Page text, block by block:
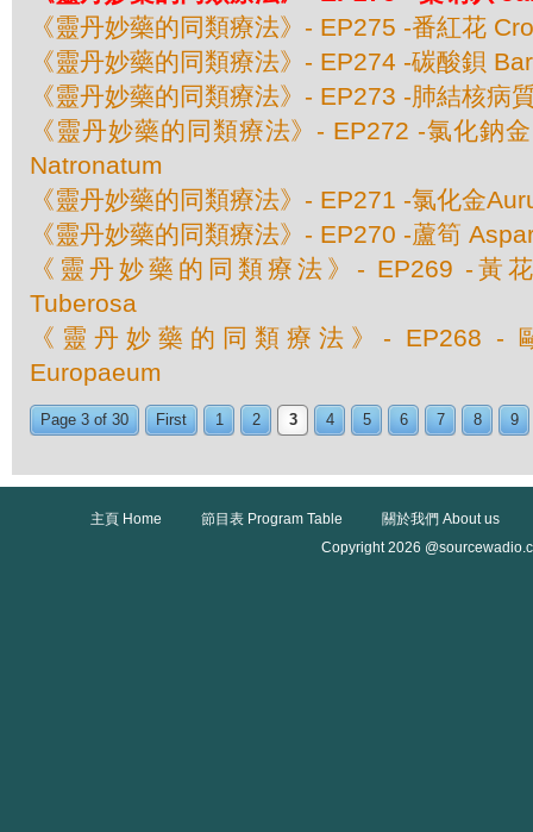
《靈丹妙藥的同類療法》- EP275 -番紅花
《靈丹妙藥的同類療法》- EP274 -碳酸鋇
《靈丹妙藥的同類療法》- EP273 -肺結核病
《靈丹妙藥的同類療法》- EP272 -氯化鈉
Natronatum
《靈丹妙藥的同類療法》- EP271 -氯化金
《靈丹妙藥的同類療法》- EP270 -蘆筍
《靈丹妙藥的同類療法》- EP269 -黃
Tuberosa
《靈丹妙藥的同類療法》- EP268 -
Europaeum
Page 3 of 30 First 1 2 3 4 5 6 7 8 9
主頁 Home 節目表 Program Table
關於我們 About us
Copyright 2026